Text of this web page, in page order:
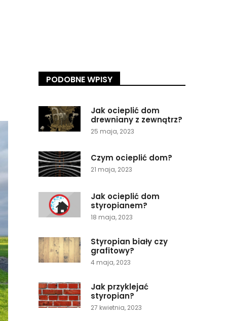
PODOBNE WPISY
Jak ocieplić dom
drewniany z zewnątrz?
25 maja, 2023
Czym ocieplić dom?
21 maja, 2023
Jak ocieplić dom
styropianem?
18 maja, 2023
Styropian biały czy
grafitowy?
4 maja, 2023
Jak przyklejać
styropian?
27 kwietnia, 2023